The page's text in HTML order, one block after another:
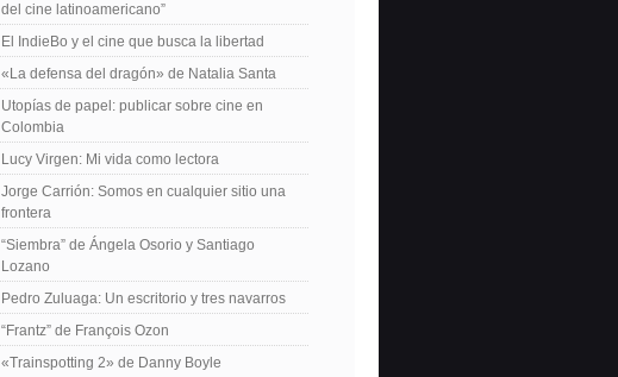
del cine latinoamericano”
El IndieBo y el cine que busca la libertad
«La defensa del dragón» de Natalia Santa
Utopías de papel: publicar sobre cine en
Colombia
Lucy Virgen: Mi vida como lectora
Jorge Carrión: Somos en cualquier sitio una
frontera
“Siembra” de Ángela Osorio y Santiago
Lozano
Pedro Zuluaga: Un escritorio y tres navarros
“Frantz” de François Ozon
«Trainspotting 2» de Danny Boyle